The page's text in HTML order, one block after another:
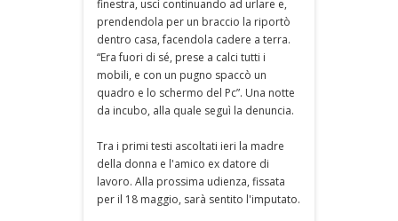
finestra, uscì continuando ad urlare e,
prendendola per un braccio la riportò
dentro casa, facendola cadere a terra.
“Era fuori di sé, prese a calci tutti i
mobili, e con un pugno spaccò un
quadro e lo schermo del Pc”. Una notte
da incubo, alla quale seguì la denuncia.
Tra i primi testi ascoltati ieri la madre
della donna e l'amico ex datore di
lavoro. Alla prossima udienza, fissata
per il 18 maggio, sarà sentito l'imputato.